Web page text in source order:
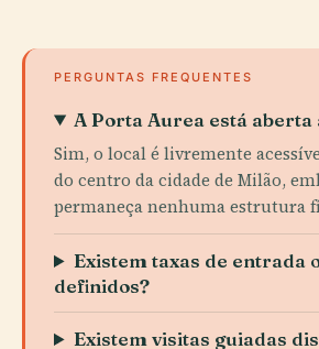
PERGUNTAS FREQUENTES
A Porta Aurea está aberta
Sim, o local é livremente
do centro da cidade de Milão,
permaneça nenhuma estrutura
Existem taxas de entrada
definidos?
Existem visitas guiadas